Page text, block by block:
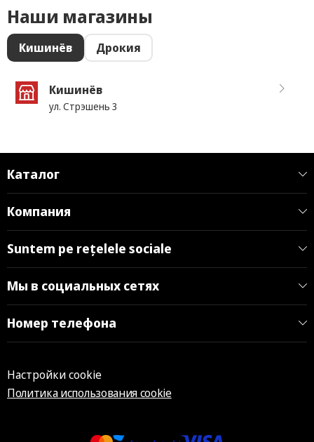
Наши магазины
Кишинёв Дрокия
Кишинёв
ул. Стрэшень 3
Каталог
Компания
Suntem pe rețelele sociale
Мы в социальных сетях
Номер телефона
Настройки cookie
Политика использования cookie